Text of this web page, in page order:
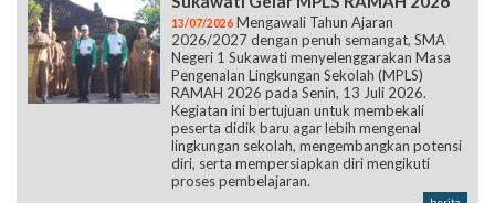
13/07/2026 Mengawali Tahun Ajaran
2026/2027 dengan penuh semangat, SMA
Negeri 1 Sukawati menyelenggarakan Masa
Pengenalan Lingkungan Sekolah (MPLS)
RAMAH 2026 pada Senin, 13 Juli 2026.
Kegiatan ini bertujuan untuk membekali
peserta didik baru agar lebih mengenal
lingkungan sekolah, mengembangkan potensi
diri, serta mempersiapkan diri mengikuti
proses pembelajaran.